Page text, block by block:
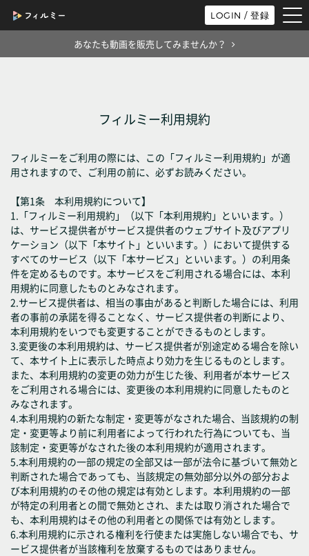
LOGIN / 登録
あなたも動画を販売してみませんか？
フィルミー利用規約
フィルミーをご利用の際には、この「フィルミー利用規約」が適
用されますので、ご利用の前に、必ずお読みください。
【第1条 本利用規約について】
1.「フィルミー利用規約」（以下「本利用規約」といいます。）
は、サービス提供者がサービス提供者のウェブサイト及びアプリ
ケーション（以下「本サイト」といいます。）において提供する
すべてのサービス（以下「本サービス」といいます。）の利用条
件を定めるものです。本サービスをご利用される場合には、本利
用規約に同意したものとみなされます。
2.サービス提供者は、相当の事由があると判断した場合には、利用
者の事前の承諾を得ることなく、サービス提供者の判断により、
本利用規約をいつでも変更することができるものとします。
3.変更後の本利用規約は、サービス提供者が別途定める場合を除い
て、本サイト上に表示した時点より効力を生じるものとします。
また、本利用規約の変更の効力が生じた後、利用者が本サービス
をご利用される場合には、変更後の本利用規約に同意したものと
みなされます。
4.本利用規約の新たな制定・変更等がなされた場合、当該規約の制
定・変更等より前に利用者によって行われた行為についても、当
該制定・変更等がなされた後の本利用規約が適用されます。
5.本利用規約の一部の規定の全部又は一部が法令に基づいて無効と
判断された場合であっても、当該規定の無効部分以外の部分およ
び本利用規約のその他の規定は有効とします。本利用規約の一部
が特定の利用者との間で無効とされ、または取り消された場合で
も、本利用規約はその他の利用者との関係では有効とします。
6.本利用規約に示される権利を行使または実施しない場合でも、サ
ービス提供者が当該権利を放棄するものではありません。